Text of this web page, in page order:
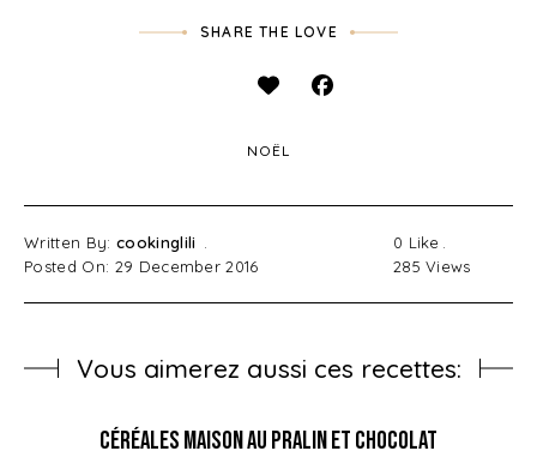
SHARE THE LOVE
NOËL
Written By: cookinglili
Posted On: 29 December 2016
0 Like
285 Views
Vous aimerez aussi ces recettes:
Céréales Maison au Pralin et Chocolat